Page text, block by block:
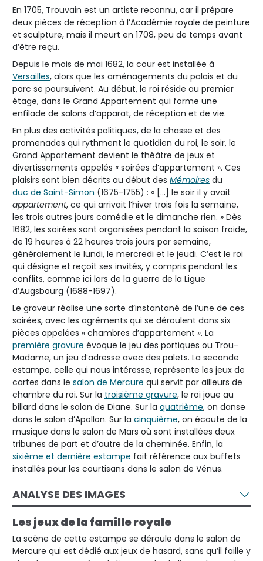
En 1705, Trouvain est un artiste reconnu, car il prépare
deux pièces de réception à l’Académie royale de peinture
et sculpture, mais il meurt en 1708, peu de temps avant
d’être reçu.
Depuis le mois de mai 1682, la cour est installée à
Versailles, alors que les aménagements du palais et du
parc se poursuivent. Au début, le roi réside au premier
étage, dans le Grand Appartement qui forme une
enfilade de salons d’apparat, de réception et de vie.
En plus des activités politiques, de la chasse et des
promenades qui rythment le quotidien du roi, le soir, le
Grand Appartement devient le théâtre de jeux et
divertissements appelés « soirées d’appartement ». Ces
plaisirs sont bien décrits au début des Mémoires du
duc de Saint-Simon (1675-1755) : « […] le soir il y avait
appartement, ce qui arrivait l’hiver trois fois la semaine,
les trois autres jours comédie et le dimanche rien. » Dès
1682, les soirées sont organisées pendant la saison froide,
de 19 heures à 22 heures trois jours par semaine,
généralement le lundi, le mercredi et le jeudi. C’est le roi
qui désigne et reçoit ses invités, y compris pendant les
conflits, comme ici lors de la guerre de la Ligue
d’Augsbourg (1688-1697).
Le graveur réalise une sorte d’instantané de l’une de ces
soirées, avec les agréments qui se déroulent dans six
pièces appelées « chambres d’appartement ». La
première gravure évoque le jeu des portiques ou Trou-
Madame, un jeu d’adresse avec des palets. La seconde
estampe, celle qui nous intéresse, représente les jeux de
cartes dans le salon de Mercure qui servit par ailleurs de
chambre du roi. Sur la troisième gravure, le roi joue au
billard dans le salon de Diane. Sur la quatrième, on danse
dans le salon d’Apollon. Sur la cinquième, on écoute de la
musique dans le salon de Mars où sont installées deux
tribunes de part et d’autre de la cheminée. Enfin, la
sixième et dernière estampe fait référence aux buffets
installés pour les courtisans dans le salon de Vénus.
ANALYSE DES IMAGES
Les jeux de la famille royale
La scène de cette estampe se déroule dans le salon de
Mercure qui est dédié aux jeux de hasard, sans qu’il faille y